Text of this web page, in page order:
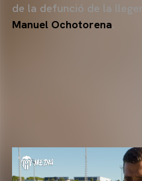
de la defunció de la
Manuel Ochotorena.